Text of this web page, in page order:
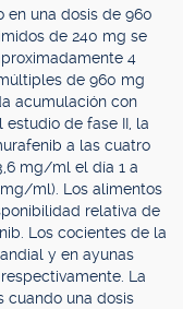
en una dosis de 960
de 240 mg se
4
de 960 mg
acumulación con
de fase II, la
a las cuatro
mg/ml el día 1 a
ml). Los alimentos
relativa de
Los cocientes de la
y en ayunas
La
cuando una dosis